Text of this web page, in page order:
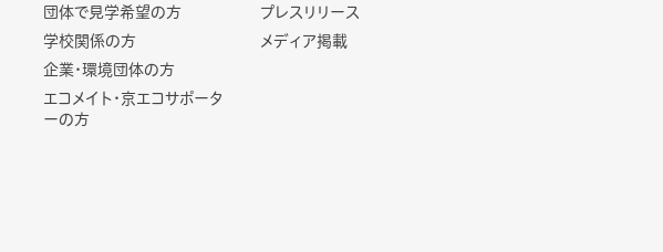
団体で見学希望の方
学校関係の方
企業・環境団体の方
エコメイト・京エコサポータ
ーの方
プレスリリース
メディア掲載